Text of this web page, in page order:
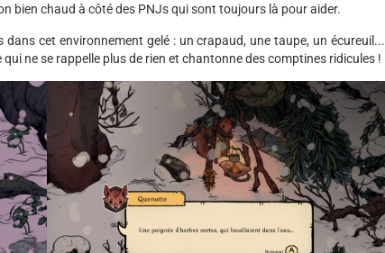
bien chaud à côté des PNJs qui sont toujours là pour aider.
cet environnement gelé : un crapaud, une taupe, un écureuil...
ne se rappelle plus de rien et chantonne des comptines ridicules !